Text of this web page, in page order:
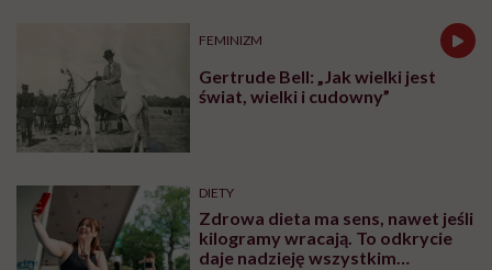
FEMINIZM
Gertrude Bell: „Jak wielki jest
świat, wielki i cudowny”
DIETY
Zdrowa dieta ma sens, nawet jeśli
kilogramy wracają. To odkrycie
daje nadzieję wszystkim